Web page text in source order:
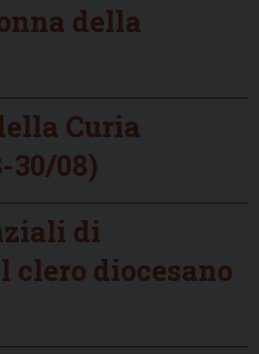
della
Curia
30/08)
di
clero diocesano